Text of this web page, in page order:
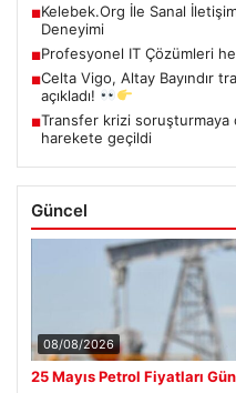
■Kelebek.Org İle Sanal
Deneyimi
■Profesyonel IT Çözümleri
■Celta Vigo, Altay Bayındır
açıkladı!
■Transfer krizi soruşturmaya
harekete geçildi
Güncel
08/08/2026
25 Mayıs Petrol Fiyatları